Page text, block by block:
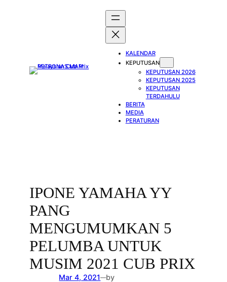
KALENDAR
KEPUTUSAN
KEPUTUSAN 2026
KEPUTUSAN 2025
KEPUTUSAN
TERDAHULU
BERITA
MEDIA
PERATURAN
IPONE YAMAHA YY
PANG
MENGUMUMKAN 5
PELUMBA UNTUK
MUSIM 2021 CUB PRIX
Mar 4, 2021—by